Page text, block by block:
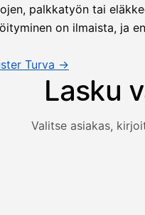
palkkatyön tai
on ilmaista, ja
Turva →
Lasku
Valitse asiakas,
asiakas ja rivi